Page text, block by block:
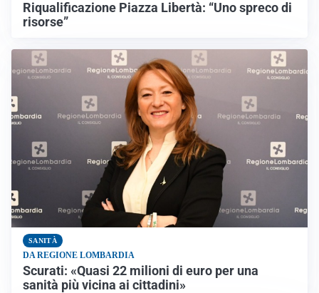
Riqualificazione Piazza Libertà: “Uno spreco di
risorse”
SANITÀ
DA REGIONE LOMBARDIA
Scurati: «Quasi 22 milioni di euro per una
sanità più vicina ai cittadini»